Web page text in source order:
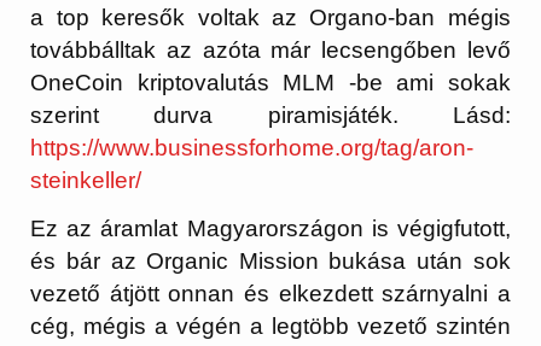
a top keresők voltak az Organo-ban mégis
továbbálltak az azóta már lecsengőben levő
OneCoin kriptovalutás MLM -be ami sokak
szerint durva piramisjáték. Lásd:
https://www.businessforhome.org/tag/aron-
steinkeller/
Ez az áramlat Magyarországon is végigfutott,
és bár az Organic Mission bukása után sok
vezető átjött onnan és elkezdett szárnyalni a
cég, mégis a végén a legtöbb vezető szintén